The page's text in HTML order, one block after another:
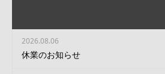
2026.08.06
休業のお知らせ